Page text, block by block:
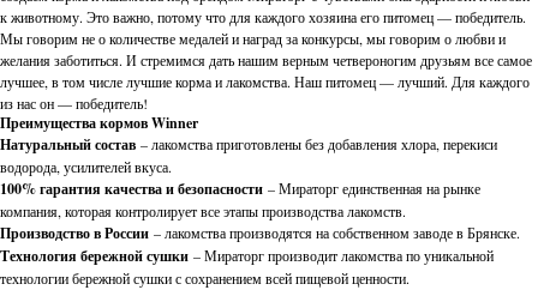
к животному. Это важно, потому что для каждого хозяина его питомец — победитель.
Мы говорим не о количестве медалей и наград за конкурсы, мы говорим о любви и
желания заботиться. И стремимся дать нашим верным четвероногим друзьям все самое
лучшее, в том числе лучшие корма и лакомства. Наш питомец — лучший. Для каждого
из нас он — победитель!
Преимущества кормов Winner
Натуральный состав – лакомства приготовлены без добавления хлора, перекиси
водорода, усилителей вкуса.
100% гарантия качества и безопасности – Мираторг единственная на рынке
компания, которая контролирует все этапы производства лакомств.
Производство в России – лакомства производятся на собственном заводе в Брянске.
Технология бережной сушки – Мираторг производит лакомства по уникальной
технологии бережной сушки с сохранением всей пищевой ценности.